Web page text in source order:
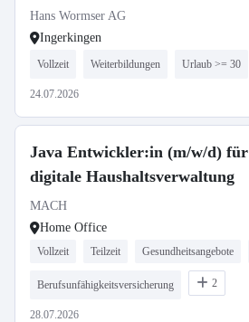
Hans Wormser AG
Ingerkingen
Vollzeit Weiterbildungen Urlaub >= 30
24.07.2026
Java Entwickler:in (m/w/d) für
digitale Haushaltsverwaltung
MACH
Home Office
Vollzeit Teilzeit Gesundheitsangebote
Berufsunfähigkeitsversicherung 2
28.07.2026